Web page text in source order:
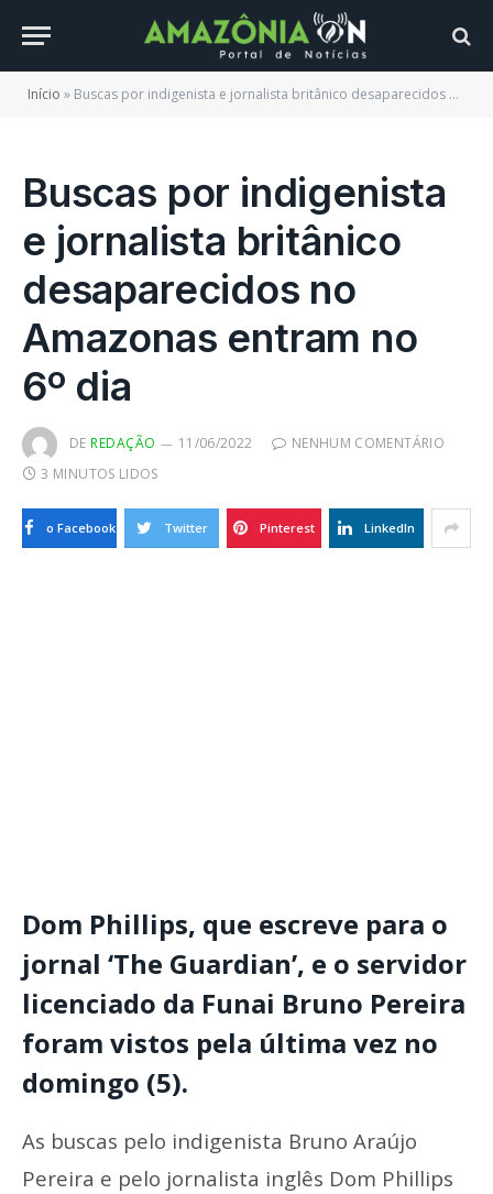
Início » Buscas por indigenista e jornalista britânico desaparecidos no Amazonas entram no 6º dia
Buscas por indigenista
e jornalista britânico
desaparecidos no
Amazonas entram no
6º dia
DE REDAÇÃO 11/06/2022
NENHUM COMENTÁRIO
3 MINUTOS LIDOS
o Facebook Twitter Pinterest LinkedIn
Dom Phillips, que escreve para o
jornal ‘The Guardian’, e o servidor
licenciado da Funai Bruno Pereira
foram vistos pela última vez no
domingo (5).
As buscas pelo indigenista Bruno Araújo
Pereira e pelo jornalista inglês Dom Phillips